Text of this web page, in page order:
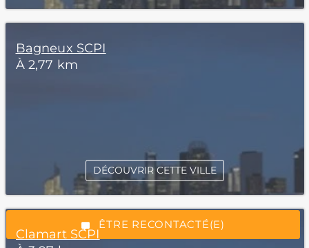
“Excellent”, 165 avis
ÊTRE RECONTACTÉ(E)
Bagneux SCPI
À 2,77 km
DÉCOUVRIR CETTE VILLE
Clamart SCPI